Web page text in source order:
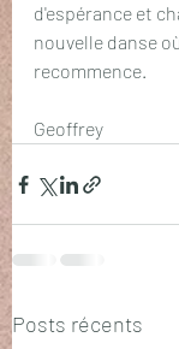
d'espérance et
nouvelle danse
recommence.
Geoffrey
Posts récents